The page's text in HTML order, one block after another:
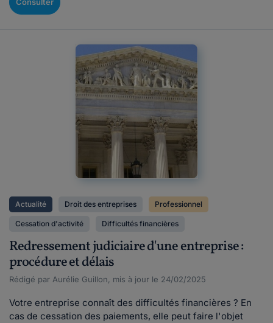
Actualité Droit des entreprises Professionnel
Cessation d'activité Difficultés financières
Redressement judiciaire d'une entreprise :
procédure et délais
Rédigé par Aurélie Guillon, mis à jour le 24/02/2025
Votre entreprise connaît des difficultés financières ? En
cas de cessation des paiements, elle peut faire l'objet